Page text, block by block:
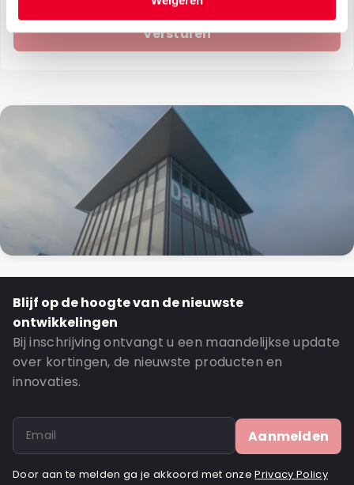
Blijf op de hoogte van de nieuwste
ontwikkelingen
Bij inschrijving ontvangt u een maandelijkse update
over kortingen, de nieuwste producten en
innovaties.
Aanmelden
Door aan te melden ga je akkoord met onzePrivacy Policy